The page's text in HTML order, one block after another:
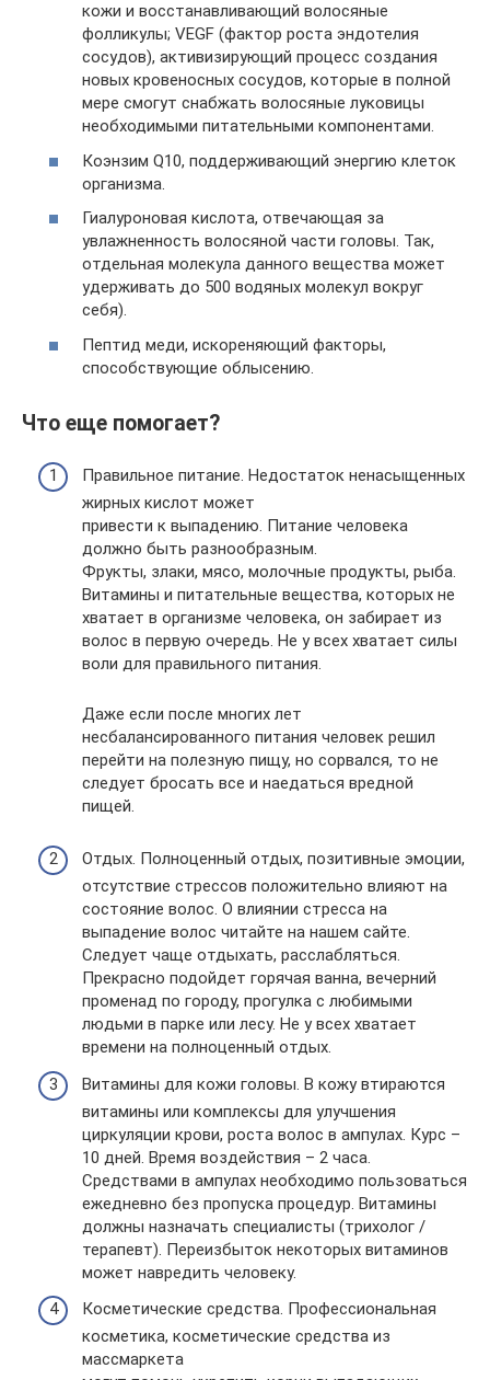
кожи и восстанавливающий волосяные
фолликулы; VEGF (фактор роста эндотелия
сосудов), активизирующий процесс создания
новых кровеносных сосудов, которые в полной
мере смогут снабжать волосяные луковицы
необходимыми питательными компонентами.
Коэнзим Q10, поддерживающий энергию клеток
организма.
Гиалуроновая кислота, отвечающая за
увлажненность волосяной части головы. Так,
отдельная молекула данного вещества может
удерживать до 500 водяных молекул вокруг
себя).
Пептид меди, искореняющий факторы,
способствующие облысению.
Что еще помогает?
Правильное питание. Недостаток ненасыщенных
жирных кислот может
привести к выпадению. Питание человека
должно быть разнообразным.
Фрукты, злаки, мясо, молочные продукты, рыба.
Витамины и питательные вещества, которых не
хватает в организме человека, он забирает из
волос в первую очередь. Не у всех хватает силы
воли для правильного питания.
Даже если после многих лет
несбалансированного питания человек решил
перейти на полезную пищу, но сорвался, то не
следует бросать все и наедаться вредной
пищей.
Отдых. Полноценный отдых, позитивные эмоции,
отсутствие стрессов положительно влияют на
состояние волос. О влиянии стресса на
выпадение волос читайте на нашем сайте.
Следует чаще отдыхать, расслабляться.
Прекрасно подойдет горячая ванна, вечерний
променад по городу, прогулка с любимыми
людьми в парке или лесу. Не у всех хватает
времени на полноценный отдых.
Витамины для кожи головы. В кожу втираются
витамины или комплексы для улучшения
циркуляции крови, роста волос в ампулах. Курс –
10 дней. Время воздействия – 2 часа.
Средствами в ампулах необходимо пользоваться
ежедневно без пропуска процедур. Витамины
должны назначать специалисты (трихолог /
терапевт). Переизбыток некоторых витаминов
может навредить человеку.
Косметические средства. Профессиональная
косметика, косметические средства из
массмаркета